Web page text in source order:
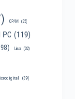
CP/M (35)
PC (119)
Linux (32)
(39)